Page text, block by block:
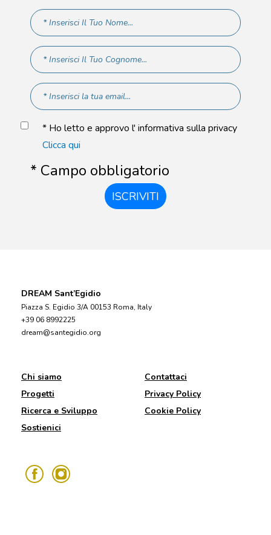
* Ho letto e approvo l' informativa sulla privacy
Clicca qui
* Campo obbligatorio
ISCRIVITI
DREAM Sant’Egidio
Piazza S. Egidio 3/A 00153 Roma, Italy
+39 06 8992225
dream@santegidio.org
Chi siamo
Progetti
Ricerca e Sviluppo
Sostienici
Contattaci
Privacy Policy
Cookie Policy